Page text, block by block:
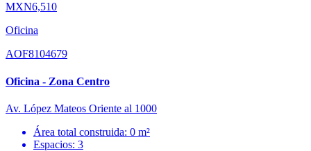
MXN6,510
Oficina
AOF8104679
Oficina - Zona Centro
Av. López Mateos Oriente al 1000
Área total construida: 0 m²
Espacios: 3